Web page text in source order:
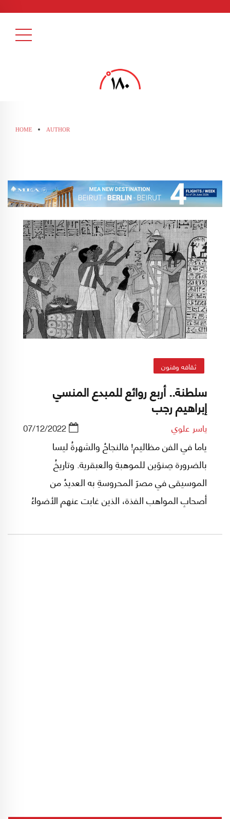
HOME AUTHOR
ثقافه وفنون
سلطنة.. أربع روائع للمبدع المنسي
إبراهيم رجب
ياسر علوي 07/12/2022
ياما في الفن مظاليم! فالنجاحُ والشهرةُ ليسا
بالضرورة صِنوَين للموهبةِ والعبقرية. وتاريخُ
الموسيقى في مصرَ المحروسةِ به العديدُ من
أصحابِ المواهب الفذة، الذين غابت عنهم الأضواءُ
دولةِ الفن، الملحنُ العظيم إبراهيم رجب. وهو ملحنٌ